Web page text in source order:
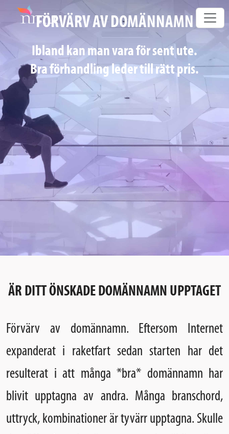
FÖRVÄRV AV DOMÄNNAMN
Ibland kan man vara för sent ute.
Bra förhandling leder till rätt pris.
ÄR DITT ÖNSKADE DOMÄNNAMN UPPTAGET
Förvärv av domännamn. Eftersom Internet
expanderat i raketfart sedan starten har det
resulterat i att många *bra* domännamn har
blivit upptagna av andra. Många branschord,
uttryck, kombinationer är tyvärr upptagna. Skulle